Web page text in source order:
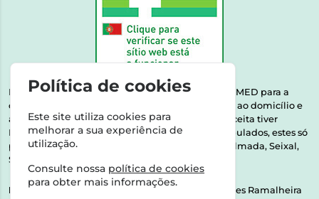
Esta farmácia encontra-se autorizada pelo INFARMED para a
dispensa de medicamentos e produtos de saúde ao domicílio e
através da internet. Medicamentos | Se na sua receita tiver
MSRM, MNSRM, MSRMV ou Medicamentos Manipulados, estes só
podem ser entregues nos seguintes concelhos: Almada, Seixal,
Sesimbra, Oeiras e Lisboa.
Direção Técnica:
Dra. Raquel Alexandra Fernandes Ramalheira
Política de cookies
Este site utiliza cookies para
melhorar a sua experiência de
utilização.
Consulte nossa política de cookies
para obter mais informações.